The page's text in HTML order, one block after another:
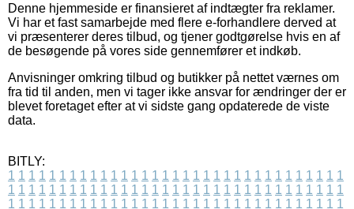
Denne hjemmeside er finansieret af indtægter fra reklamer.
Vi har et fast samarbejde med flere e-forhandlere derved at
vi præsenterer deres tilbud, og tjener godtgørelse hvis en af
de besøgende på vores side gennemfører et indkøb.
Anvisninger omkring tilbud og butikker på nettet værnes om
fra tid til anden, men vi tager ikke ansvar for ændringer der er
blevet foretaget efter at vi sidste gang opdaterede de viste
data.
BITLY:
1 1 1 1 1 1 1 1 1 1 1 1 1 1 1 1 1 1 1 1 1 1 1 1 1 1 1 1 1 1 1 1 1
1 1 1 1 1 1 1 1 1 1 1 1 1 1 1 1 1 1 1 1 1 1 1 1 1 1 1 1 1 1 1 1 1
1 1 1 1 1 1 1 1 1 1 1 1 1 1 1 1 1 1 1 1 1 1 1 1 1 1 1 1 1 1 1 1 1